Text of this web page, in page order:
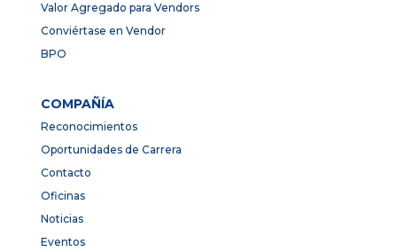
Valor Agregado para Vendors
Conviértase en Vendor
BPO
COMPAÑÍA
Reconocimientos
Oportunidades de Carrera
Contacto
Oficinas
Noticias
Eventos